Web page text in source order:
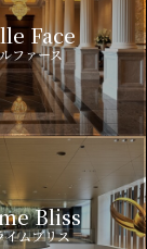
Face
ファース
Bliss
イムブリス